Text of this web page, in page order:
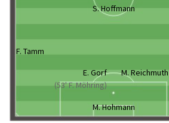
S. Hoffmann
F. Tamm
E. Gorf
(53' F. Möhring)
M. Reichmuth
M. Hohmann